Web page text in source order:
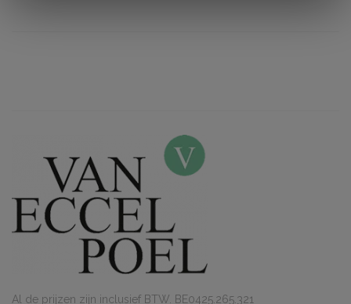
Al de prijzen zijn inclusief BTW. BE0425.265.321